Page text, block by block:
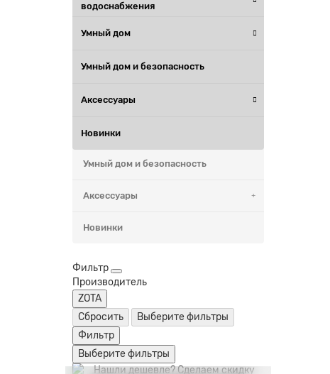
водоснабжения
Умный дом
Умный дом и безопасность
Аксессуары
Новинки
Расширительные баки
Системы отопления и
Климат-контроль
Умный дом и безопасность
Аксессуары
Новинки
Фильтр
Производитель
ZOTA
Сбросить
Выберите фильтры
Фильтр
Выберите фильтры